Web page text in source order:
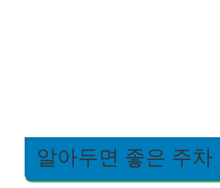
알아두면 좋은 주차